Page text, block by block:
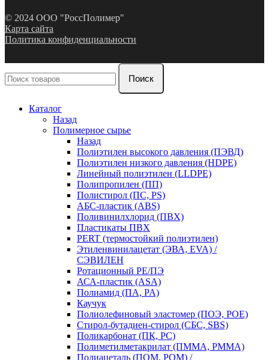
© 2024 ООО "РоссПолимер"
Карта сайта
Политика конфиденциальности
Поиск
Каталог
Назад
Полимерное сырье
Назад
Полиэтилен высокого давления (ПЭВД)
Полиэтилен низкого давления (HDPE)
Линейный полиэтилен (LLDPE)
Полипропилен (ПП)
Полистирол (ПС, PS)
АБС-пластик (ABS)
Поливинилхлорид (ПВХ)
Пластикаты ПВХ
PERT (термостойкий полиэтилен)
Этиленвинилацетат (ЭВА, EVA) /
СЭВИЛЕН
Ротационный PE/ПЭ
АСА-пластик (ASA)
Полиамид (ПА, PA)
Каучук
Полиолефиновый эластомер (ПОЭ, POE)
Стирол-бутадиен-стирол (СБС, SBS)
Поликарбонат (ПК, PC)
Полиметилметакрилат (ПММА, PMMA)
Полиацеталь (ПОМ, POM) /